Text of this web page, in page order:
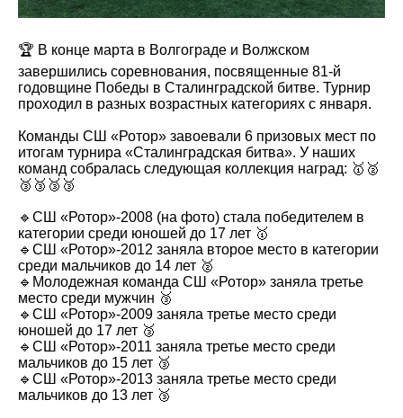
🏆 В конце марта в Волгограде и Волжском
завершились соревнования, посвященные 81-й
годовщине Победы в Сталинградской битве. Турнир
проходил в разных возрастных категориях с января.
Команды СШ «Ротор» завоевали 6 призовых мест по
итогам турнира «Сталинградская битва». У наших
команд собралась следующая коллекция наград: 🥇🥈
🥉🥉🥉🥉
🔹СШ «Ротор»-2008 (на фото) стала победителем в
категории среди юношей до 17 лет 🥇
🔹СШ «Ротор»-2012 заняла второе место в категории
среди мальчиков до 14 лет 🥈
🔹Молодежная команда СШ «Ротор» заняла третье
место среди мужчин 🥉
🔹СШ «Ротор»-2009 заняла третье место среди
юношей до 17 лет 🥉
🔹СШ «Ротор»-2011 заняла третье место среди
мальчиков до 15 лет 🥉
🔹СШ «Ротор»-2013 заняла третье место среди
мальчиков до 13 лет 🥉